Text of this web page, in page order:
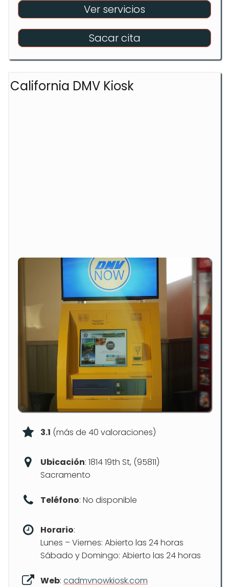
Ver servicios
Sacar cita
California DMV Kiosk
3.1 (más de 40 valoraciones)
Ubicación: 1814 19th St, (95811)
Sacramento
Teléfono: No disponible
Horario:
Lunes – Viernes: Abierto las 24 horas
Sábado y Domingo: Abierto las 24 horas
Web: cadmvnowkiosk.com